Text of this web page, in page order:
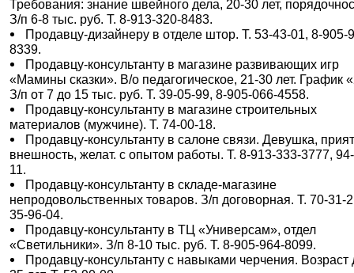
Требования: знание швейного дела, 20-30 лет,
З/п 6-8 тыс. руб. Т. 8-913-320-8483.
Продавцу-дизайнеру в отделе штор. Т. 53-43-01, 8-905-
8339.
Продавцу-консультанту в магазине развивающих игр
«Мамины сказки». В/о педагогическое, 21-30 лет. График
З/п от 7 до 15 тыс. руб. Т. 39-05-99, 8-905-066-4558.
Продавцу-консультанту в магазине строительных
материалов (мужчине). Т. 74-00-18.
Продавцу-консультанту в салоне связи. Девушка,
внешность, желат. с опытом работы. Т. 8-913-333-3777,
11.
Продавцу-консультанту в складе-магазине
непродовольственных товаров. З/п договорная. Т. 70-31-
35-96-04.
Продавцу-консультанту в ТЦ «Универсам», отдел
«Светильники». З/п 8-10 тыс. руб. Т. 8-905-964-8099.
Продавцу-консультанту с навыками черчения. Возраст